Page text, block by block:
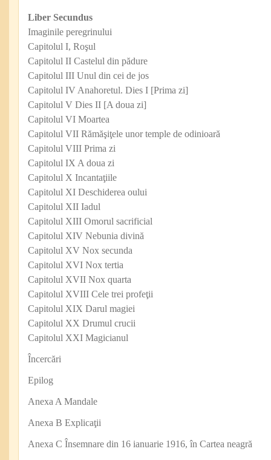
Liber Secundus
Imaginile peregrinului
Capitolul I, Roşul
Capitolul II Castelul din pădure
Capitolul III Unul din cei de jos
Capitolul IV Anahoretul. Dies I [Prima zi]
Capitolul V Dies II [A doua zi]
Capitolul VI Moartea
Capitolul VII Rămăşiţele unor temple de odinioară
Capitolul VIII Prima zi
Capitolul IX A doua zi
Capitolul X Incantaţiile
Capitolul XI Deschiderea oului
Capitolul XII Iadul
Capitolul XIII Omorul sacrificial
Capitolul XIV Nebunia divină
Capitolul XV Nox secunda
Capitolul XVI Nox tertia
Capitolul XVII Nox quarta
Capitolul XVIII Cele trei profeţii
Capitolul XIX Darul magiei
Capitolul XX Drumul crucii
Capitolul XXI Magicianul
Încercări
Epilog
Anexa A Mandale
Anexa B Explicaţii
Anexa C Însemnare din 16 ianuarie 1916, în Cartea neagră